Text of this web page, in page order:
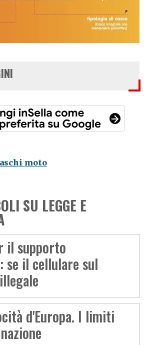
moto
SU LEGGE E
il supporto
se il cellulare sul
d'Europa. I limiti